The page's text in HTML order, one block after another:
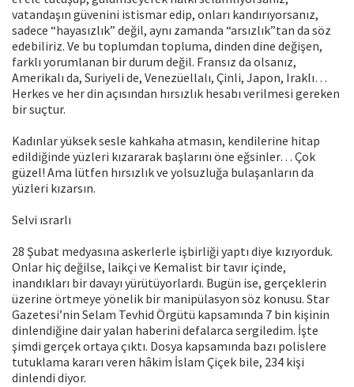
vatandaşın güvenini istismar edip, onları kandırıyorsanız,
sadece “hayasızlık” değil, aynı zamanda “arsızlık”tan da söz
edebiliriz. Ve bu toplumdan topluma, dinden dine değişen,
farklı yorumlanan bir durum değil. Fransız da olsanız,
Amerikalı da, Suriyeli de, Venezüellalı, Çinli, Japon, Iraklı…
Herkes ve her din açısından hırsızlık hesabı verilmesi gereken
bir suçtur.
Kadınlar yüksek sesle kahkaha atmasın, kendilerine hitap
edildiğinde yüzleri kızararak başlarını öne eğsinler… Çok
güzel! Ama lütfen hırsızlık ve yolsuzluğa bulaşanların da
yüzleri kızarsın.
Selvi ısrarlı
28 Şubat medyasına askerlerle işbirliği yaptı diye kızıyorduk.
Onlar hiç değilse, laikçi ve Kemalist bir tavır içinde,
inandıkları bir davayı yürütüyorlardı. Bugün ise, gerçeklerin
üzerine örtmeye yönelik bir manipülasyon söz konusu. Star
Gazetesi’nin Selam Tevhid Örgütü kapsamında 7 bin kişinin
dinlendiğine dair yalan haberini defalarca sergiledim. İşte
şimdi gerçek ortaya çıktı. Dosya kapsamında bazı polislere
tutuklama kararı veren hâkim İslam Çiçek bile, 234 kişi
dinlendi diyor.